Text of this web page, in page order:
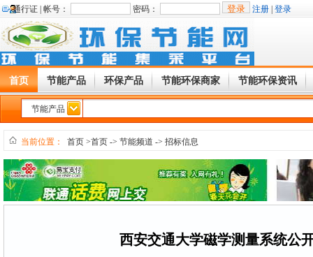
通行证 | 帐号： 密码： 注册 登录
首页 节能产品 环保产品 节能环保商家 节能环保资讯
节能产品
当前位置： 首页 >首页 -> 节能频道 -> 招标信息
西安交通大学磁学测量系统公